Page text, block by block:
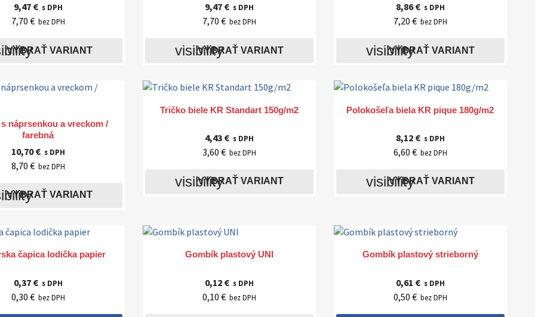
9,47 € s DPH
7,70 € bez DPH
VYBRAŤ VARIANT
9,47 € s DPH
7,70 € bez DPH
visibility
VYBRAŤ VARIANT
8,86 € s DPH
7,20 € bez DPH
visibility
VYBRAŤ VARIANT
 Rýchly náhľad
náprsenkou a vreckom /
farebná
10,70 € s DPH
8,70 € bez DPH
VYBRAŤ VARIANT
 Rýchly náhľad
Tričko biele KR Standart 150g/m2
4,43 € s DPH
3,60 € bez DPH
visibility
VYBRAŤ VARIANT
 Rýchly náhľad
Polokošeľa biela KR pique 180g/m2
8,12 € s DPH
6,60 € bez DPH
visibility
VYBRAŤ VARIANT
 Rýchly náhľad
čapica lodička papier
0,37 € s DPH
0,30 € bez DPH
 Rýchly náhľad
Gombík plastový UNI
0,12 € s DPH
0,10 € bez DPH
 Rýchly náhľad
Gombík plastový strieborný
0,61 € s DPH
0,50 € bez DPH